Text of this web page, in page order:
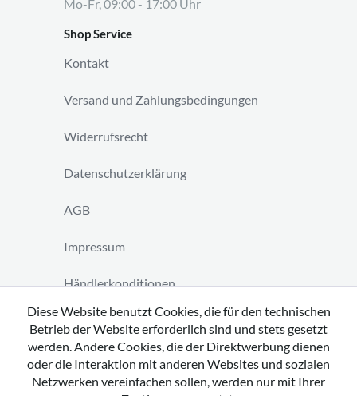
Mo-Fr, 09:00 - 17:00 Uhr
Shop Service
Kontakt
Versand und Zahlungsbedingungen
Widerrufsrecht
Datenschutzerklärung
AGB
Impressum
Händlerkonditionen
Vertrag widerrufen
Diese Website benutzt Cookies, die für den technischen
Betrieb der Website erforderlich sind und stets gesetzt
werden. Andere Cookies, die der Direktwerbung dienen
oder die Interaktion mit anderen Websites und sozialen
Netzwerken vereinfachen sollen, werden nur mit Ihrer